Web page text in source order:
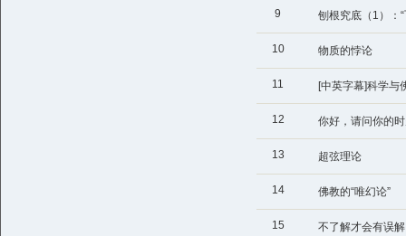
9 刨根究底（1）：
10 物质的悖论
11 [中英字幕]科学与
12 你好，请问你的
13 超弦理论
14 佛教的“唯幻论”
15 不了解才会有误